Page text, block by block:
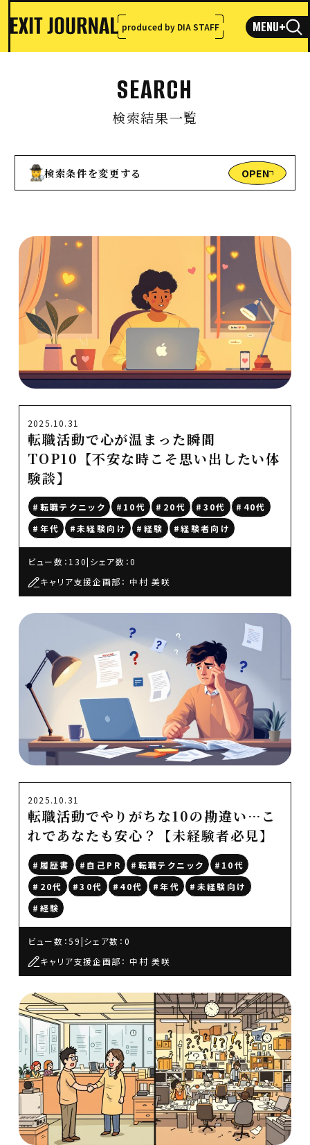
produced by DIA STAFF MENU+
SEARCH
検索結果一覧
検索条件を変更する OPEN
2025.10.31
転職活動で心が温まった瞬間
TOP10【不安な時こそ思い出したい体
験談】
#転職テクニック #10代 #20代 #30代
#40代
#年代
#未経験向け #経験 #経験者向け
ビュー数：130| シェア数：0
キャリア支援企画部： 中村 美咲
2025.10.31
転職活動でやりがちな10の勘違い…こ
れであなたも安心？【未経験者必見】
#履歴書 #自己PR #転職テクニック
#10代
#20代
#30代 #40代 #年代
#未経験向け
#経験
ビュー数：59|シェア数：0
キャリア支援企画部： 中村 美咲